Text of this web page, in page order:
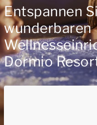
Entspannen
wunderbaren
Dormio